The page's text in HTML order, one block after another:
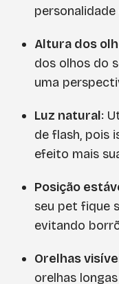
Altura dos
dos olhos do
uma
Luz natural:
de flash, pois
efeito mais
Posição
seu pet fique
evitando
Orelhas
orelhas